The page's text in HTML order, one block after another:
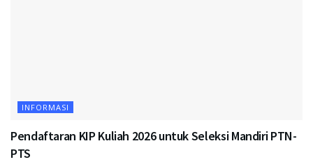
INFORMASI
Pendaftaran KIP Kuliah 2026 untuk Seleksi Mandiri PTN-
PTS